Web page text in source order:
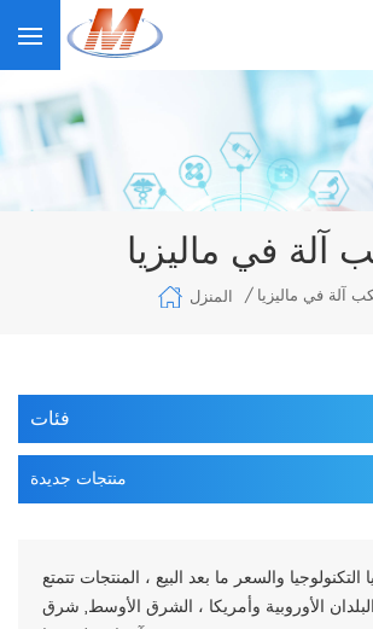
آلة في ماليزيا
المنزل / آلة في ماليزيا
فئات
منتجات جديدة
والسعر ما بعد البيع ، المنتجات تتمتع
الأوروبية وأمريكا ، الشرق الأوسط, شرق